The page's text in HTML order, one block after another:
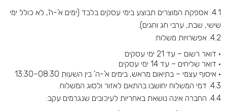
4.1. אספקת המוצרים תבוצע בימי עסקים בלבד (ימים א’-ה’, לא כולל ימי
שישי, שבת, ערבי חג וחגים)
4.2. אפשרויות משלוח:
• דואר רשום – עד 21 ימי עסקים
• דואר שליחים – עד 14 ימי עסקים
• איסוף עצמי – בתיאום מראש, בימים א’-ה’ בין השעות 08:30–13:30
4.3. דמי המשלוח יחושבו בהתאם לאזור ולסוג המשלוח
4.4. החברה אינה נושאת באחריות לעיכובים שנגרמים עקב: